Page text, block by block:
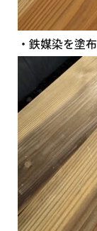
・鉄媒染を塗